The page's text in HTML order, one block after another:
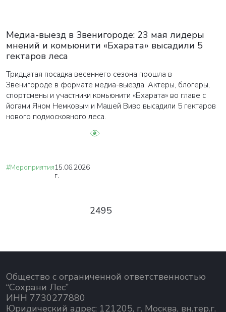
Медиа-выезд в Звенигороде: 23 мая лидеры
мнений и комьюнити «Бхарата» высадили 5
гектаров леса
Тридцатая посадка весеннего сезона прошла в
Звенигороде в формате медиа-выезда. Актеры, блогеры,
спортсмены и участники комьюнити «Бхарата» во главе с
йогами Яном Немковым и Машей Виво высадили 5 гектаров
нового подмосковного леса.
#Мероприятия15.06.2026
г.
2495
Общество с ограниченной ответственностью
“Сохрани Лес”
ИНН 7730277880
Юридический адрес: 121205, г. Москва, вн.тер.г.